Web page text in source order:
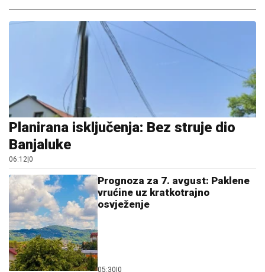
Planirana isključenja: Bez struje dio
Banjaluke
06:12 0
Prognoza za 7. avgust: Paklene
vrućine uz kratkotrajno
osvježenje
05:30 0